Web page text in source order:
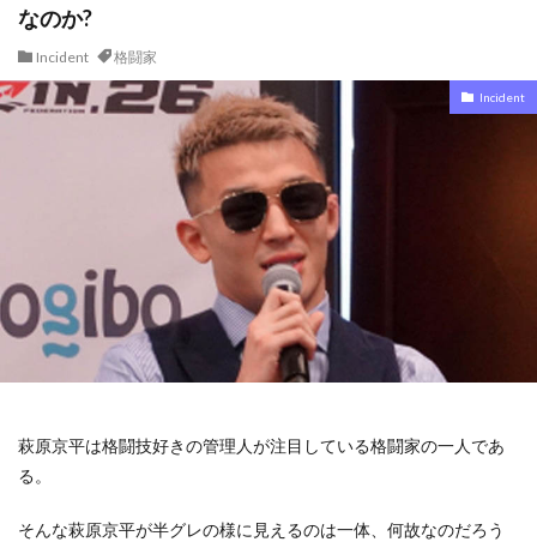
なのか?
Incident 格闘家
Incident
萩原京平は格闘技好きの管理人が注目している格闘家の一人であ
る。
そんな萩原京平が半グレの様に見えるのは一体、何故なのだろう